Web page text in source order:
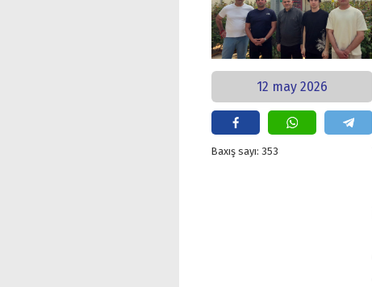
12 may 2026
Baxış sayı: 353